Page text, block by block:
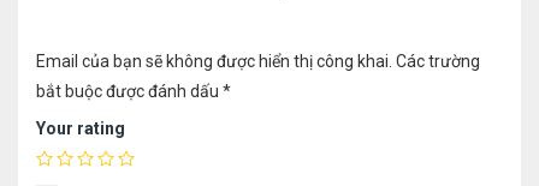
Email của bạn sẽ không được hiển thị công khai. Các trường
bắt buộc được đánh dấu *
Your rating